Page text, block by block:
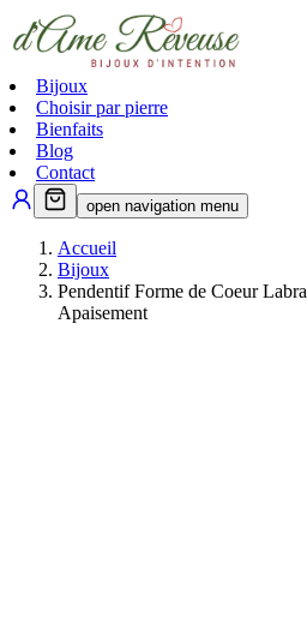
Bijoux
Choisir par pierre
Bienfaits
Blog
Contact
open navigation menu
Accueil
Bijoux
Pendentif Forme de Coeur
Apaisement